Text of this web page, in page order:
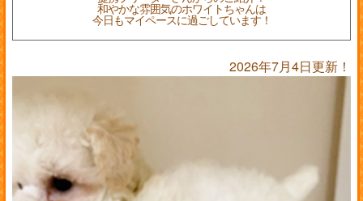
和やかな雰囲気のホワイトちゃんは
今日もマイペースに過ごしています！
2026年7月4日更新！